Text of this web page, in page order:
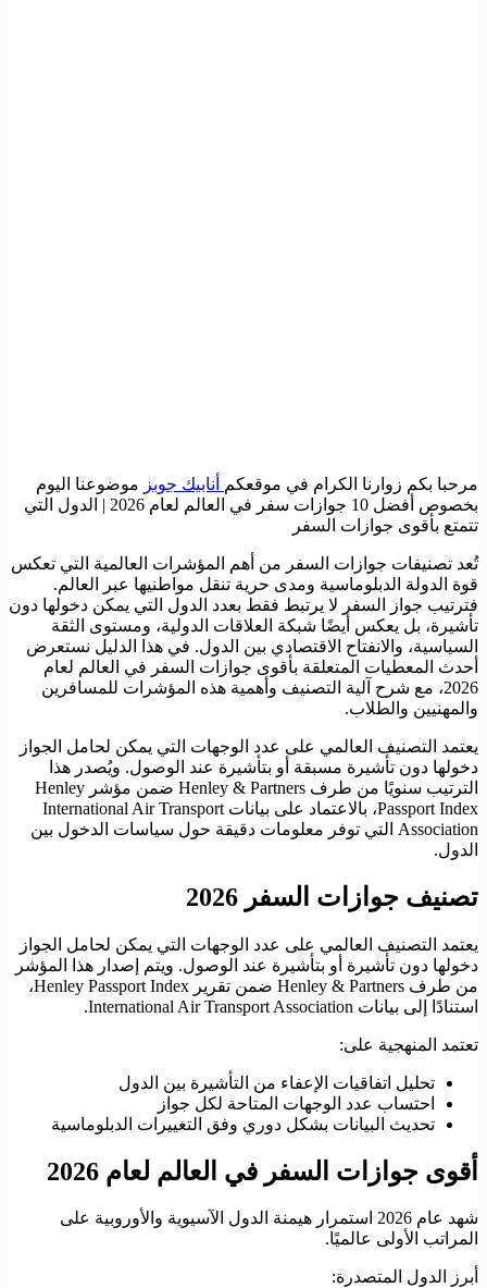
مرحبا بكم زوارنا الكرام في موقعكم أنابيك جوبز موضوعنا اليوم
بخصوص أفضل 10 جوازات سفر في العالم لعام 2026 | الدول التي
تتمتع بأقوى جوازات السفر
تُعد تصنيفات جوازات السفر من أهم المؤشرات العالمية التي تعكس
قوة الدولة الدبلوماسية ومدى حرية تنقل مواطنيها عبر العالم.
فترتيب جواز السفر لا يرتبط فقط بعدد الدول التي يمكن دخولها دون
تأشيرة، بل يعكس أيضًا شبكة العلاقات الدولية، ومستوى الثقة
السياسية، والانفتاح الاقتصادي بين الدول. في هذا الدليل نستعرض
أحدث المعطيات المتعلقة بأقوى جوازات السفر في العالم لعام
2026، مع شرح آلية التصنيف وأهمية هذه المؤشرات للمسافرين
والمهنيين والطلاب.
يعتمد التصنيف العالمي على عدد الوجهات التي يمكن لحامل الجواز
دخولها دون تأشيرة مسبقة أو بتأشيرة عند الوصول. ويُصدر هذا
الترتيب سنويًا من طرف Henley & Partners ضمن مؤشر Henley
Passport Index، بالاعتماد على بيانات International Air Transport
Association التي توفر معلومات دقيقة حول سياسات الدخول بين
الدول.
تصنيف جوازات السفر 2026
يعتمد التصنيف العالمي على عدد الوجهات التي يمكن لحامل الجواز
دخولها دون تأشيرة أو بتأشيرة عند الوصول. ويتم إصدار هذا المؤشر
من طرف Henley & Partners ضمن تقرير Henley Passport Index،
استنادًا إلى بيانات International Air Transport Association.
تعتمد المنهجية على:
تحليل اتفاقيات الإعفاء من التأشيرة بين الدول
احتساب عدد الوجهات المتاحة لكل جواز
تحديث البيانات بشكل دوري وفق التغييرات الدبلوماسية
أقوى جوازات السفر في العالم لعام 2026
شهد عام 2026 استمرار هيمنة الدول الآسيوية والأوروبية على
المراتب الأولى عالميًا.
أبرز الدول المتصدرة: